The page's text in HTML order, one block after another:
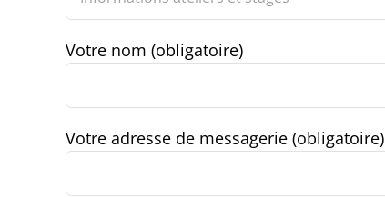
Votre nom (obligatoire)
Votre adresse de messagerie (obligatoire)